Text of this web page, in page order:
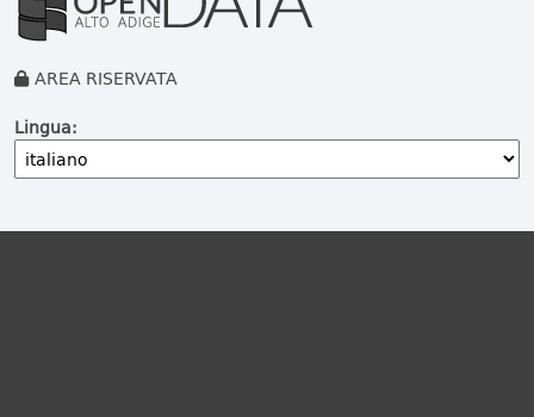
AREA RISERVATA
Lingua